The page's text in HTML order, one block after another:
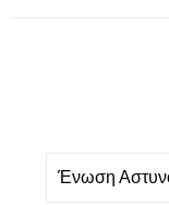
Ένωση